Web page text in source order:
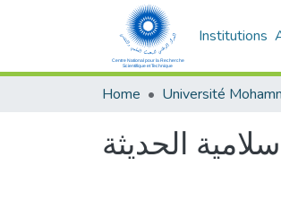
Institutions
Home
الحديثة